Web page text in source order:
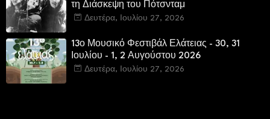
τη Διάσκεψη του Πότσνταμ
Δευτέρα, Ιουλίου 27, 2026
13ο Μουσικό Φεστιβάλ Ελάτειας - 30, 31
Ιουλίου - 1, 2 Αυγούστου 2026
Δευτέρα, Ιουλίου 27, 2026